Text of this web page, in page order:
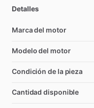
Detalles
Marca del motor
Modelo del motor
Condición de la pieza
Cantidad disponible